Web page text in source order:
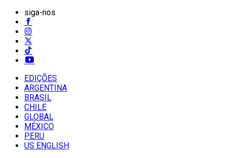
siga-nos
EDIÇÕES
ARGENTINA
BRASIL
CHILE
GLOBAL
MÉXICO
PERU
US ENGLISH